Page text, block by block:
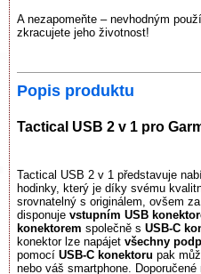
A nezapomeňte – nevhodným
zkracujete jeho životnost!
Popis produktu
Tactical USB 2 v 1 pro
Tactical USB 2 v 1 představuje
hodinky, který je díky svému
srovnatelný s originálem, ovšem
disponuje vstupním USB
konektorem společně s USB-C
konektor lze napájet všechny
pomocí USB-C konektoru pak
nebo váš smartphone.